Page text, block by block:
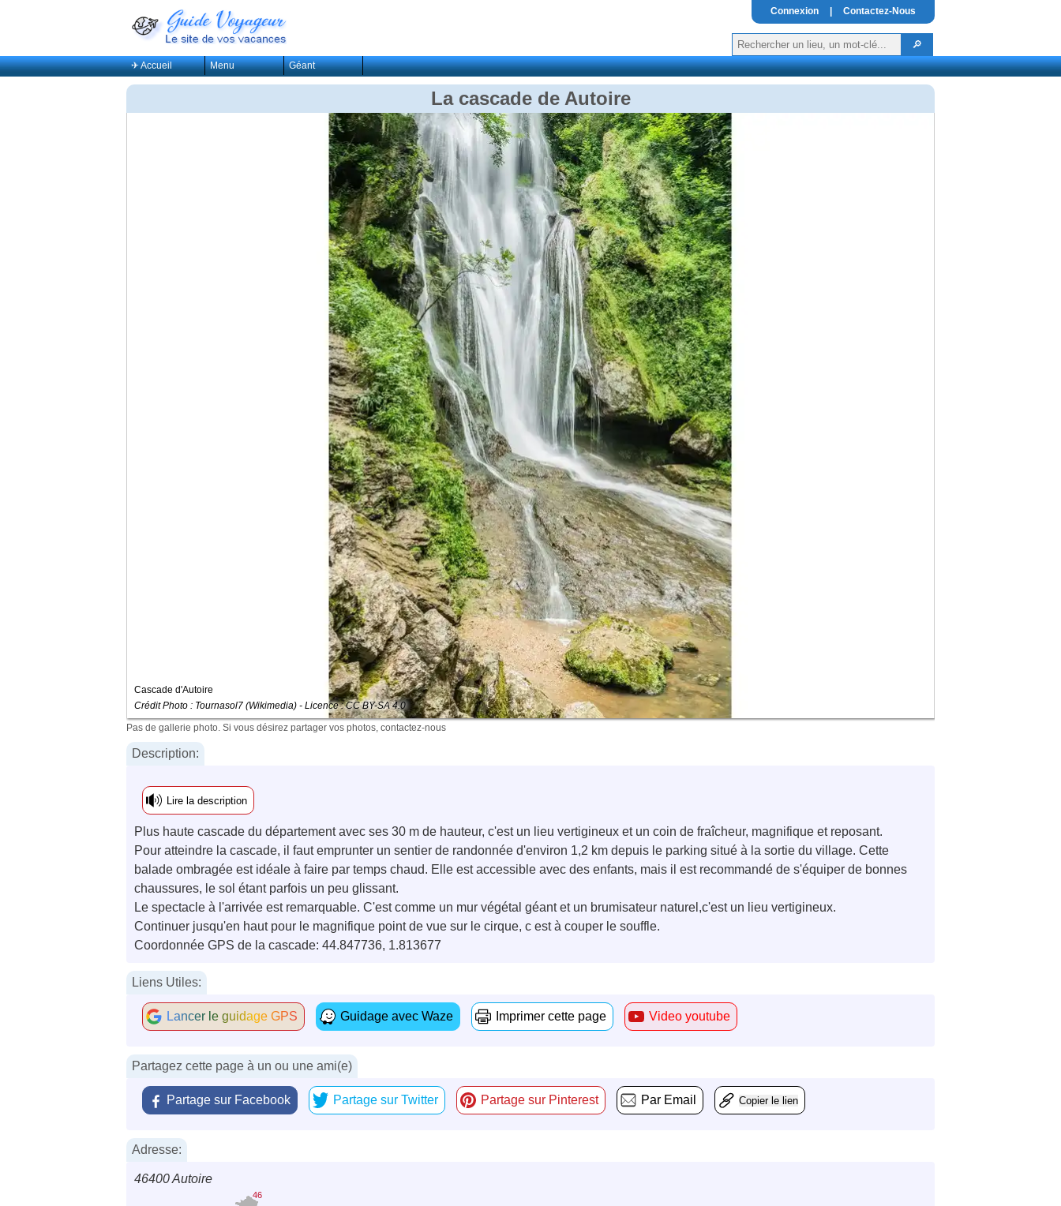
Connexion Contactez-Nous
✈ Accueil Menu Géant
La cascade de Autoire
Cascade d'Autoire
Crédit Photo : Tournasol7 (Wikimedia) - Licence : CC BY-SA 4.0
Pas de gallerie photo. Si vous désirez partager vos photos, contactez-nous
Description:
Lire la description
Plus haute cascade du département avec ses 30 m de hauteur, c'est un lieu vertigineux et un coin de fraîcheur, magnifique et reposant.
Pour atteindre la cascade, il faut emprunter un sentier de randonnée d'environ 1,2 km depuis le parking situé à la sortie du village. Cette
balade ombragée est idéale à faire par temps chaud. Elle est accessible avec des enfants, mais il est recommandé de s'équiper de bonnes
chaussures, le sol étant parfois un peu glissant.
Le spectacle à l'arrivée est remarquable. C'est comme un mur végétal géant et un brumisateur naturel,c'est un lieu vertigineux.
Continuer jusqu'en haut pour le magnifique point de vue sur le cirque, c est à couper le souffle.
Coordonnée GPS de la cascade: 44.847736, 1.813677
Liens Utiles:
Lancer le guidage GPS Guidage avec Waze Imprimer cette page Video youtube
Partagez cette page à un ou une ami(e)
Partage sur Facebook Partage sur Twitter Partage sur Pinterest Par Email Copier le lien
Adresse:
46400 Autoire
46